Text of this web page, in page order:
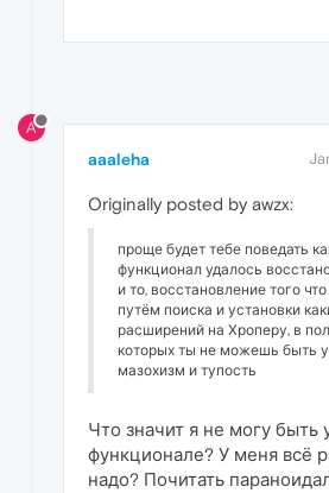
A
aaaleha
Originally posted by awzx:
проще будет тебе поведать
функционал удалось
и то, восстановление того
путём поиска и установки
расширений на Хроперу, в
которых ты не можешь быть
мазохизм и тупость
Что значит я не могу быть
функционале? У меня всё
надо? Почитать